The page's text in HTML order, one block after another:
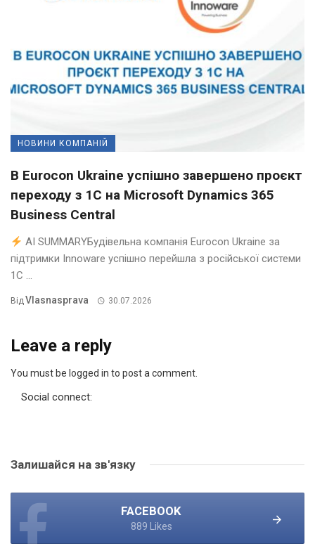
НОВИНИ КОМПАНІЙ
В Eurocon Ukraine успішно завершено проєкт
переходу з 1С на Microsoft Dynamics 365
Business Central
AI SUMMARYБудівельна компанія Eurocon Ukraine за
підтримки Innoware успішно перейшла з російської системи
1С ...
ВідVlasnasprava 30.07.2026
Leave a reply
You must be logged in to post a comment.
Social connect:
Залишайся на зв'язку
FACEBOOK
889 Likes